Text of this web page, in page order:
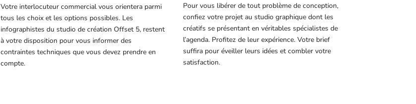
Votre interlocuteur commercial vous orientera parmi
tous les choix et les options possibles. Les
infographistes du studio de création Offset 5, restent
à votre disposition pour vous informer des
contraintes techniques que vous devez prendre en
compte.
Pour vous libérer de tout problème de conception,
confiez votre projet au studio graphique dont les
créatifs se présentant en véritables spécialistes de
l’agenda. Profitez de leur expérience. Votre brief
suffira pour éveiller leurs idées et combler votre
satisfaction.